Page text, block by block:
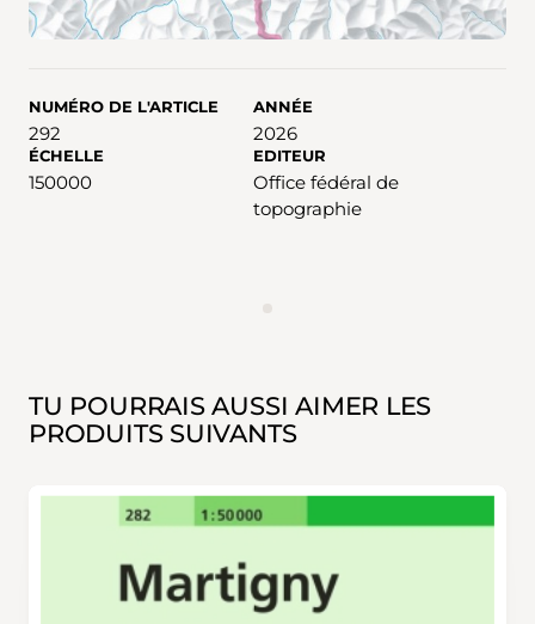
NUMÉRO DE L'ARTICLE
292
ANNÉE
2026
ÉCHELLE
150000
EDITEUR
Office fédéral de
topographie
TU POURRAIS AUSSI AIMER LES
PRODUITS SUIVANTS